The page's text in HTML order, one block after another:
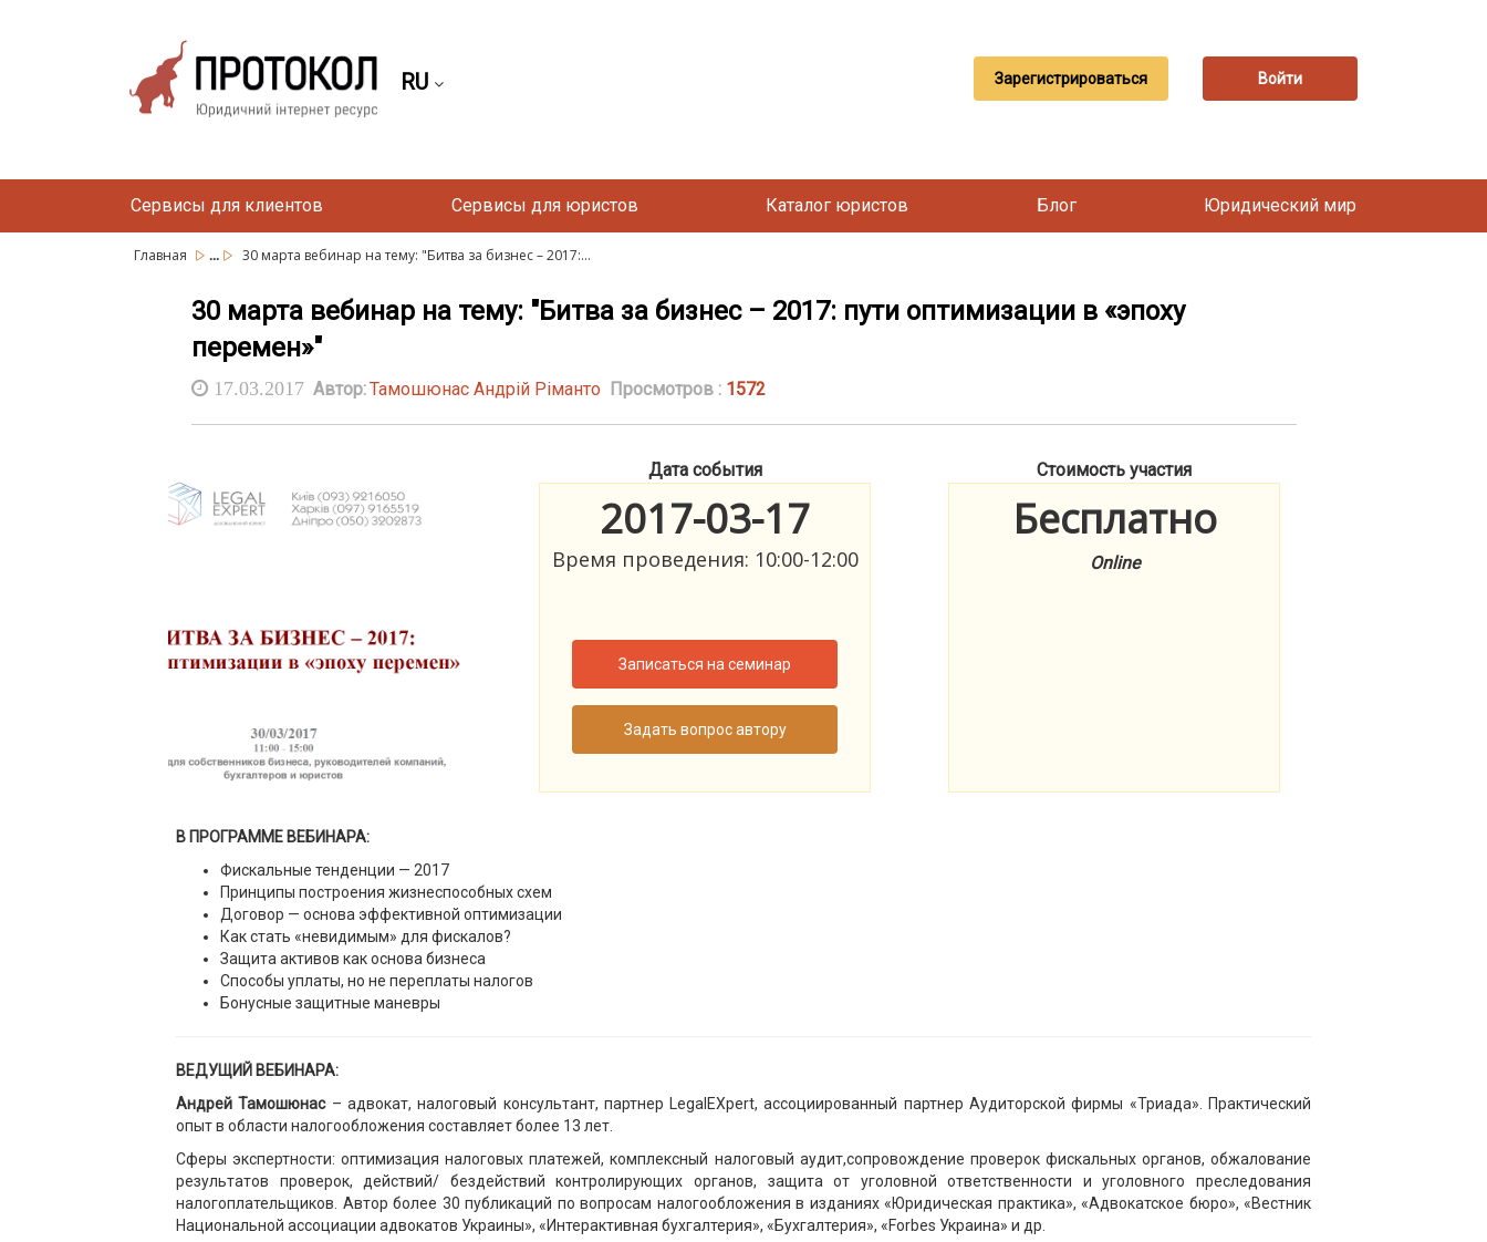
RU Зарегистрироваться Войти
Сервисы для клиентов Сервисы для юристов Каталог юристов Блог Юридический мир
Главная ... 30 марта вебинар на тему: "Битва за бизнес – 2017:...
30 марта вебинар на тему: "Битва за бизнес – 2017: пути оптимизации в «эпоху
перемен»"
17.03.2017 Автор:Тамошюнас Андрій Ріманто Просмотров : 1572
Дата события
2017-03-17
Время проведения: 10:00-12:00
Записаться на семинар
Задать вопрос автору
Стоимость участия
Бесплатно
Online
В ПРОГРАММЕ ВЕБИНАРА:
Фискальные тенденции — 2017
Принципы построения жизнеспособных схем
Договор — основа эффективной оптимизации
Как стать «невидимым» для фискалов?
Защита активов как основа бизнеса
Способы уплаты, но не переплаты налогов
Бонусные защитные маневры
ВЕДУЩИЙ ВЕБИНАРА:
Андрей Тамошюнас– адвокат, налоговый консультант, партнер LegalEXpert, ассоциированный партнер Аудиторской фирмы «Триада». Практический
опыт в области налогообложения составляет более 13 лет.
Сферы экспертности: оптимизация налоговых платежей, комплексный налоговый аудит,сопровождение проверок фискальных органов, обжалование
результатов проверок, действий/ бездействий контролирующих органов, защита от уголовной ответственности и уголовного преследования
налогоплательщиков. Автор более 30 публикаций по вопросам налогообложения в изданиях «Юридическая практика», «Адвокатское бюро», «Вестник
Национальной ассоциации адвокатов Украины», «Интерактивная бухгалтерия», «Бухгалтерия», «Forbes Украина» и др.